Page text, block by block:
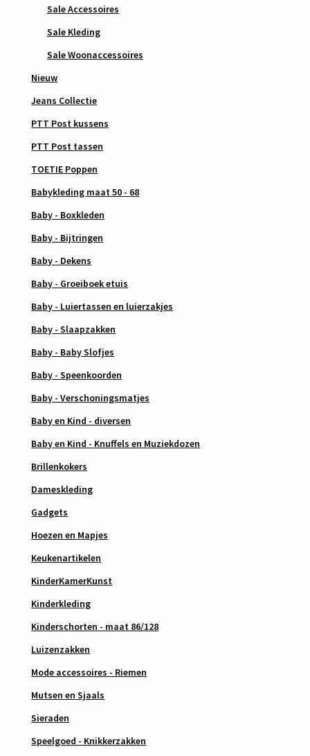
Sale Accessoires
Sale Kleding
Sale Woonaccessoires
Nieuw
Jeans Collectie
PTT Post kussens
PTT Post tassen
TOETIE Poppen
Babykleding maat 50 - 68
Baby - Boxkleden
Baby - Bijtringen
Baby - Dekens
Baby - Groeiboek etuis
Baby - Luiertassen en luierzakjes
Baby - Slaapzakken
Baby - Baby Slofjes
Baby - Speenkoorden
Baby - Verschoningsmatjes
Baby en Kind - diversen
Baby en Kind - Knuffels en Muziekdozen
Brillenkokers
Dameskleding
Gadgets
Hoezen en Mapjes
Keukenartikelen
KinderKamerKunst
Kinderkleding
Kinderschorten - maat 86/128
Luizenzakken
Mode accessoires - Riemen
Mutsen en Sjaals
Sieraden
Speelgoed - Knikkerzakken